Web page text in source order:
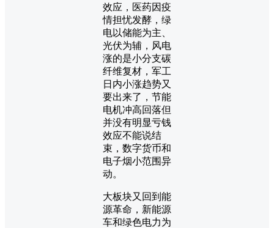
效应，医药因疫
情担忧发酵，绿
电以储能为主、
光伏为辅，风电
涨的是小分支碳
纤维复材，军工
日内小涨趋势又
要出来了，节能
电机冲高回落但
并没有明显亏钱
效应不能说结
束，数字货币和
电子烟小范围异
动。
大板块又回到能
源革命，新能源
车和绿色电力为